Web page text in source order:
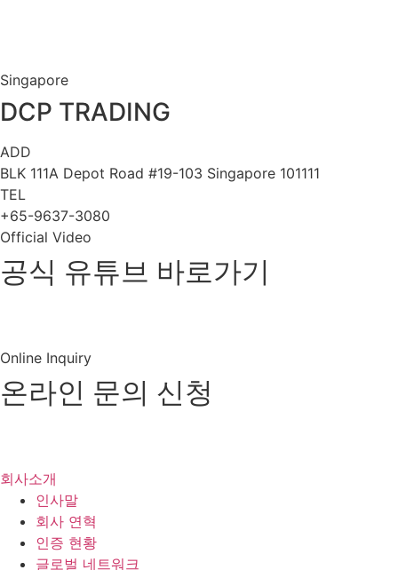
Singapore
DCP TRADING
ADD
BLK 111A Depot Road #19-103 Singapore 101111
TEL
+65-9637-3080
Official Video
공식 유튜브 바로가기
Online Inquiry
온라인 문의 신청
회사소개
인사말
회사 연혁
인증 현황
글로벌 네트워크